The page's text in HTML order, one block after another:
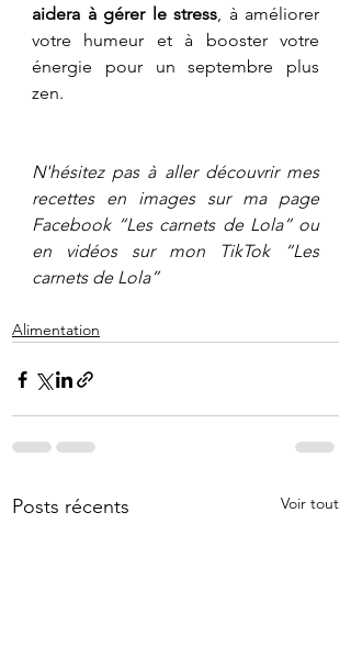
aidera à gérer le stress, à améliorer
votre humeur et à booster votre
énergie pour un septembre plus
zen.
N'hésitez pas à aller découvrir mes
recettes en images sur ma page
Facebook “Les carnets de Lola” ou
en vidéos sur mon TikTok “Les
carnets de Lola”
Alimentation
Posts récents Voir tout